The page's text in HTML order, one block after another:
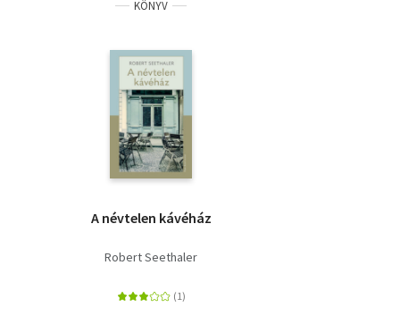
KÖNYV
A névtelen kávéház
Robert Seethaler